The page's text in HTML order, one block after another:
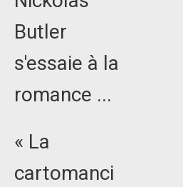
Butler
s'essaie à la
romance ...
« La
cartomanci